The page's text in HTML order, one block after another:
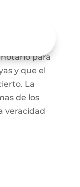
para
y que el
La
de los
veracidad